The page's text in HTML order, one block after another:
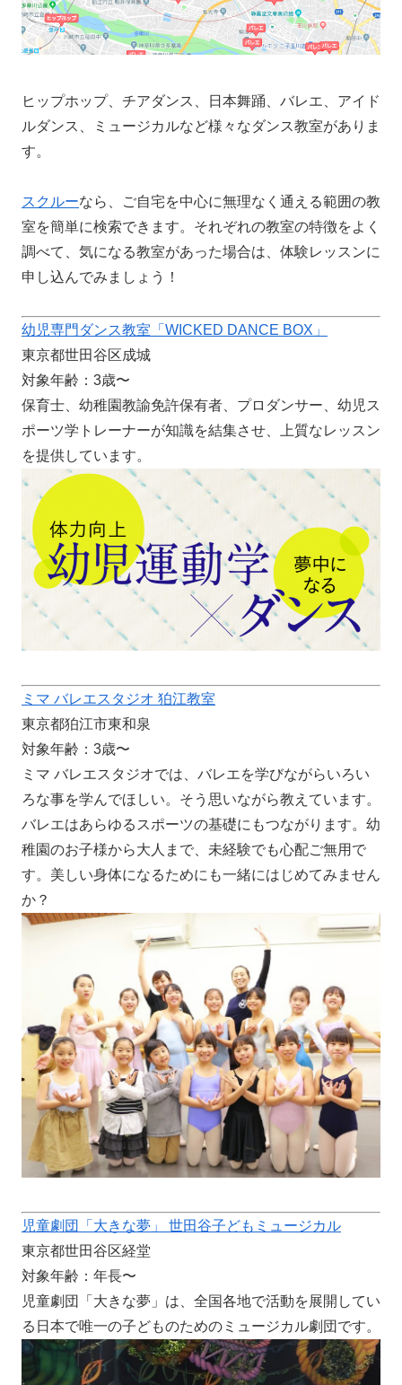
ヒップホップ、チアダンス、日本舞踊、バレエ、アイド
ルダンス、ミュージカルなど様々なダンス教室がありま
す。
スクルーなら、ご自宅を中心に無理なく通える範囲の教
室を簡単に検索できます。それぞれの教室の特徴をよく
調べて、気になる教室があった場合は、体験レッスンに
申し込んでみましょう！
幼児専門ダンス教室「WICKED DANCE BOX」
東京都世田谷区成城
対象年齢：3歳〜
保育士、幼稚園教諭免許保有者、プロダンサー、幼児ス
ポーツ学トレーナーが知識を結集させ、上質なレッスン
を提供しています。
ミマ バレエスタジオ 狛江教室
東京都狛江市東和泉
対象年齢：3歳〜
ミマ バレエスタジオでは、バレエを学びながらいろい
ろな事を学んでほしい。そう思いながら教えています。
バレエはあらゆるスポーツの基礎にもつながります。幼
稚園のお子様から大人まで、未経験でも心配ご無用で
す。美しい身体になるためにも一緒にはじめてみません
か？
児童劇団「大きな夢」 世田谷子どもミュージカル
東京都世田谷区経堂
対象年齢：年長〜
児童劇団「大きな夢」は、全国各地で活動を展開してい
る日本で唯一の子どものためのミュージカル劇団です。